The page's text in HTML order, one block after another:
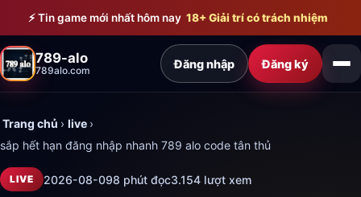
Bỏ qua đến nội dung chính
⚡ Tin game mới nhất hôm nay 18+ Giải trí có trách nhiệm
789-alo
789alo.com Đăng nhập Đăng ký
Trang chủ › live ›
sắp hết hạn đăng nhập nhanh 789 alo code tân thủ
LIVE 2026-08-098 phút đọc3.154 lượt xem